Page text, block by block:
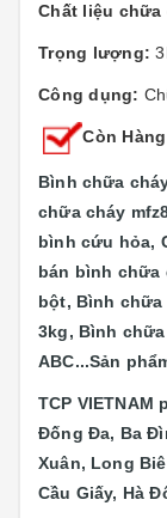
Chất liệu chữa
Trọng lượng:
Công dụng:
Còn Hàng
Bình chữa
chữa cháy
bình cứu hỏa,
bán bình chữa
bột, Bình chữa
3kg, Bình
ABC...Sản
TCP
Đống Đa, Ba
Xuân, Long
Cầu Giấy, Hà